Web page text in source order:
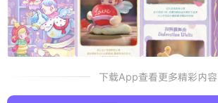
下载App查看更多精彩内容